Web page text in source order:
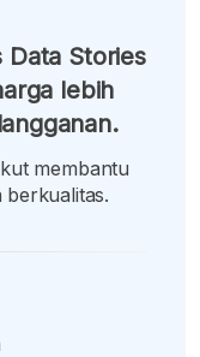
Data Stories
lebih
membantu
berkualitas.